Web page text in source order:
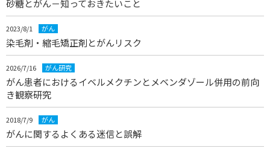
砂糖とがん－知っておきたいこと
2023/8/1 がん
染毛剤・縮毛矯正剤とがんリスク
2026/7/16 がん研究
がん患者におけるイベルメクチンとメベンダゾール併用の前向
き観察研究
2018/7/9 がん
がんに関するよくある迷信と誤解